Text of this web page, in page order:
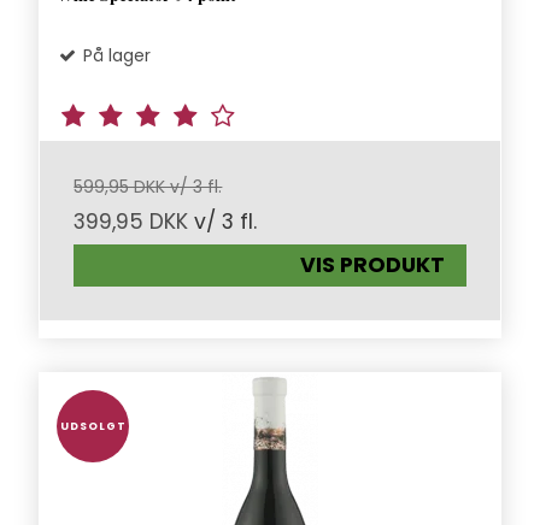
På lager
599,95 DKK v/ 3 fl.
399,95 DKK v/ 3 fl.
VIS PRODUKT
UDSOLGT